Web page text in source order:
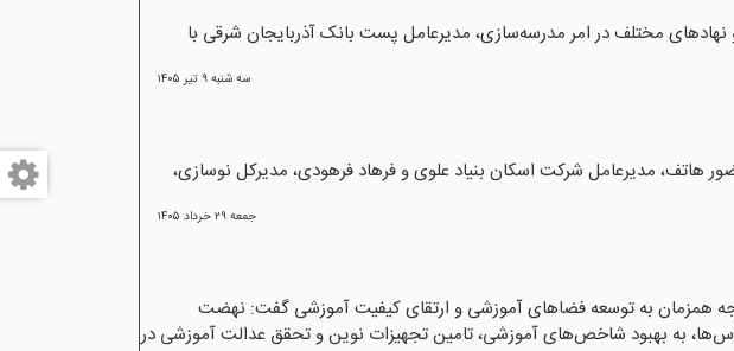
مختلف در امر مدرسه‌سازی، مدیرعامل پست بانک آذربایجان شرقی با
سه شنبه ۹ تير ۱۴۰۵
هاتف، مدیرعامل شرکت اسکان بنیاد علوی و فرهاد فرهودی، مدیرکل نوسازی،
جمعه ۲۹ خرداد ۱۴۰۵
همزمان به توسعه فضاهای آموزشی و ارتقای کیفیت آموزشی گفت: نهضت
به بهبود شاخص‌های آموزشی، تامین تجهیزات نوین و تحقق عدالت آموزشی در